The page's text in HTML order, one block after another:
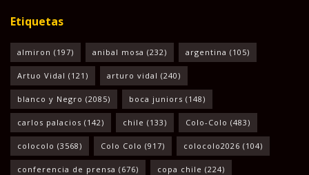
Etiquetas
almiron (197) anibal mosa (232) argentina (105)
Artuo Vidal (121) arturo vidal (240)
blanco y Negro (2085) boca juniors (148)
carlos palacios (142) chile (133) Colo-Colo (483)
colocolo (3568) Colo Colo (917) colocolo2026 (104)
conferencia de prensa (676) copa chile (224)